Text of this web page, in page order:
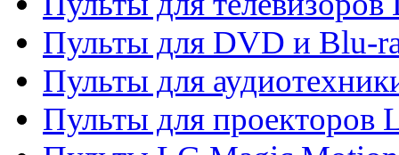
Пульты для DVD и Blu-
Пульты для
Пульты для проекторов